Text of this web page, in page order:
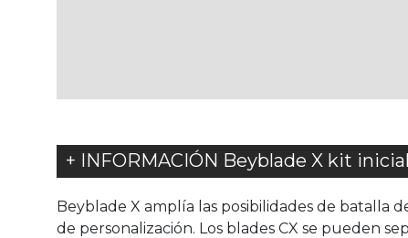
+ INFORMACIÓN Beyblade X kit
Beyblade X amplía las posibilidades de batalla
de personalización. Los blades CX se pueden